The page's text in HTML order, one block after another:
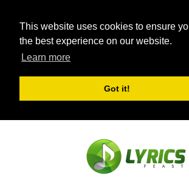
This website uses cookies to ensure
the best experience on our website.
Learn more
Got it!